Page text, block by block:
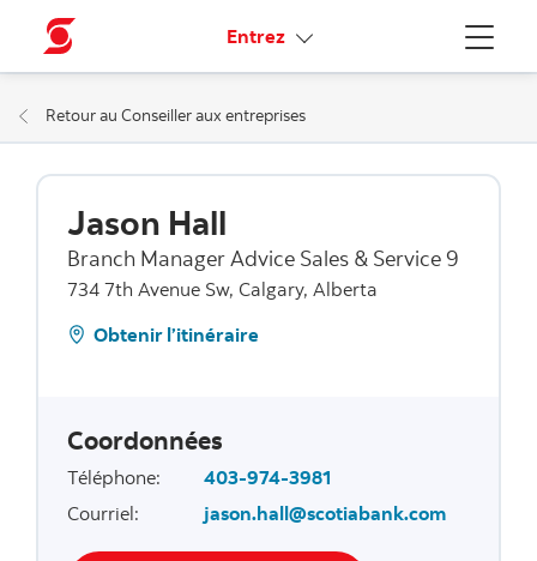
Menu
Entrez Liens connexes
Retour au Conseiller aux entreprises
Jason Hall
Branch Manager Advice Sales & Service 9
734 7th Avenue Sw, Calgary, Alberta
Obtenir l’itinéraire
Coordonnées
Téléphone:
403-974-3981
Courriel: jason.hall@scotiabank.com